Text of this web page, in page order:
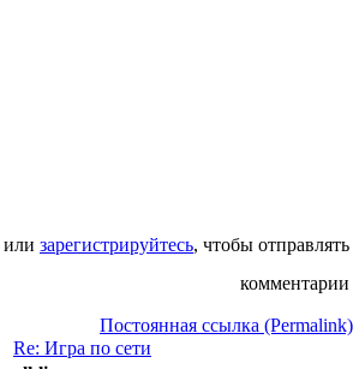
или зарегистрируйтесь, чтобы отправлять
комментарии
Постоянная ссылка (Permalink)
Re: Игра по сети